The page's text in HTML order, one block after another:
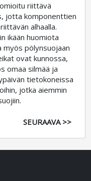
riittävä
jotta komponenttien
alhaalla.
ikään huomiota
myös pölynsuojaan
ovat kunnossa,
omaa silmää ja
tietokoneissa
jotka aiemmin
SEURAAVA >>